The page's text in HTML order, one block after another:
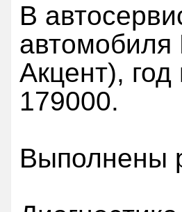
В
автомобиля
Акцент),
179000.
Выполнены